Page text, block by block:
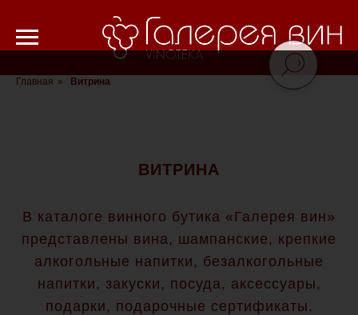
Главная » Витрина
ВИТРИНА
В каталоге винного бутика «Галерея вин»
представлены вина, шампанские, крепкие
алкогольные напитки, безалкогольные
напитки, закуски, посуда, аксессуары,
подарки, подарочные сертификаты.